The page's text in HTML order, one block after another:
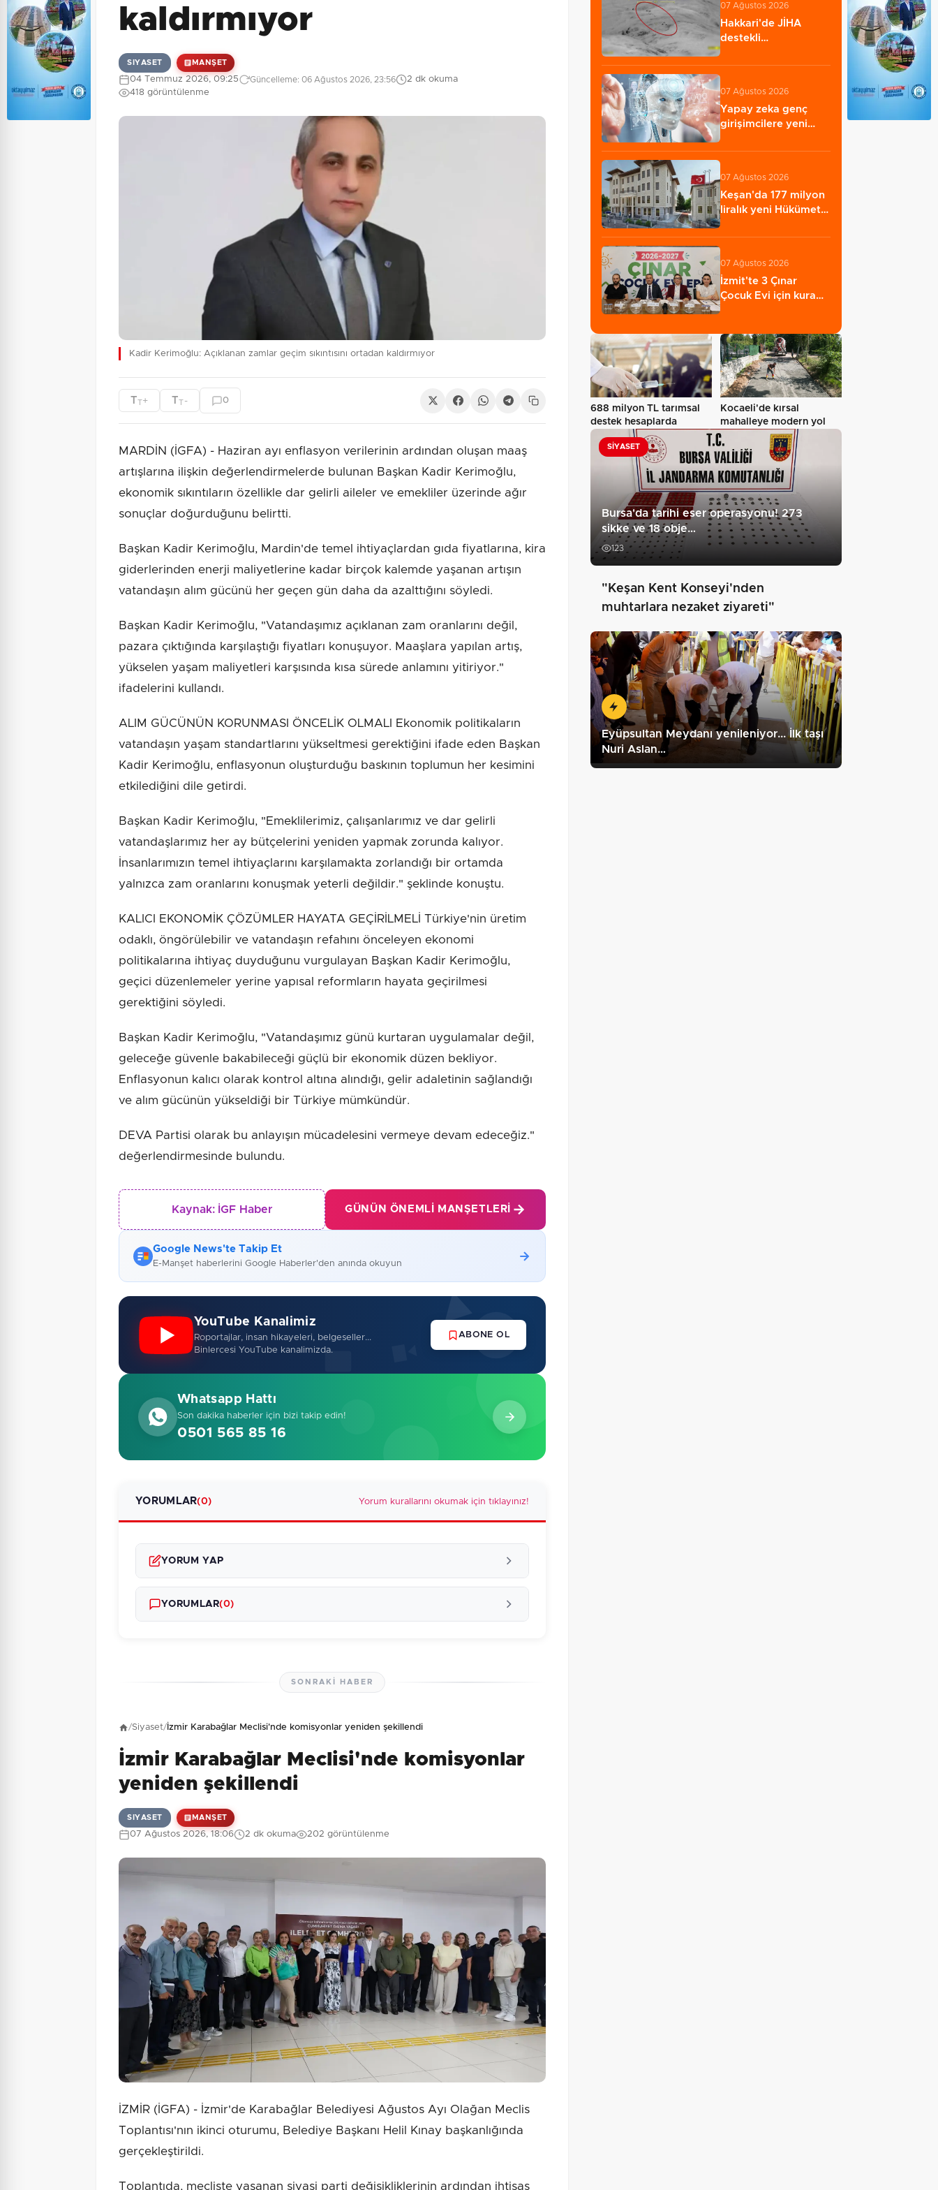
kaldırmıyor
SIYASET MANŞET
04 Temmuz 2026, 09:25 Güncelleme: 06 Ağustos 2026, 23:56
2 dk okuma
418 görüntülenme
Kadir Kerimoğlu: Açıklanan zamlar geçim sıkıntısını ortadan kaldırmıyor
TT+ TT - 0
MARDİN (İGFA) - Haziran ayı enflasyon verilerinin ardından oluşan maaş
artışlarına ilişkin değerlendirmelerde bulunan Başkan Kadir Kerimoğlu,
ekonomik sıkıntıların özellikle dar gelirli aileler ve emekliler üzerinde ağır
sonuçlar doğurduğunu belirtti.
Başkan Kadir Kerimoğlu, Mardin'de temel ihtiyaçlardan gıda fiyatlarına, kira
giderlerinden enerji maliyetlerine kadar birçok kalemde yaşanan artışın
vatandaşın alım gücünü her geçen gün daha da azalttığını söyledi.
Başkan Kadir Kerimoğlu, "Vatandaşımız açıklanan zam oranlarını değil,
pazara çıktığında karşılaştığı fiyatları konuşuyor. Maaşlara yapılan artış,
yükselen yaşam maliyetleri karşısında kısa sürede anlamını yitiriyor."
ifadelerini kullandı.
ALIM GÜCÜNÜN KORUNMASI ÖNCELİK OLMALI Ekonomik politikaların
vatandaşın yaşam standartlarını yükseltmesi gerektiğini ifade eden Başkan
Kadir Kerimoğlu, enflasyonun oluşturduğu baskının toplumun her kesimini
etkilediğini dile getirdi.
Başkan Kadir Kerimoğlu, "Emeklilerimiz, çalışanlarımız ve dar gelirli
vatandaşlarımız her ay bütçelerini yeniden yapmak zorunda kalıyor.
İnsanlarımızın temel ihtiyaçlarını karşılamakta zorlandığı bir ortamda
yalnızca zam oranlarını konuşmak yeterli değildir." şeklinde konuştu.
KALICI EKONOMİK ÇÖZÜMLER HAYATA GEÇİRİLMELİ Türkiye'nin üretim
odaklı, öngörülebilir ve vatandaşın refahını önceleyen ekonomi
politikalarına ihtiyaç duyduğunu vurgulayan Başkan Kadir Kerimoğlu,
geçici düzenlemeler yerine yapısal reformların hayata geçirilmesi
gerektiğini söyledi.
Başkan Kadir Kerimoğlu, "Vatandaşımız günü kurtaran uygulamalar değil,
geleceğe güvenle bakabileceği güçlü bir ekonomik düzen bekliyor.
Enflasyonun kalıcı olarak kontrol altına alındığı, gelir adaletinin sağlandığı
ve alım gücünün yükseldiği bir Türkiye mümkündür.
DEVA Partisi olarak bu anlayışın mücadelesini vermeye devam edeceğiz."
değerlendirmesinde bulundu.
Kaynak: İGF Haber GÜNÜN ÖNEMLI MANŞETLERI
Google News'te Takip Et
E-Manşet haberlerini Google Haberler'den anında okuyun
YouTube Kanalimiz
Roportajlar, insan hikayeleri, belgeseller...
Binlercesi YouTube kanalimizda.
ABONE OL
Whatsapp Hattı
Son dakika haberler için bizi takip edin!
0501 565 85 16
YORUMLAR(0) Yorum kurallarını okumak için tıklayınız!
YORUM YAP
Güvenlik Sorusu: 6 + 2 = ? Gönder
YORUMLAR(0)
SONRAKI HABER
/Siyaset/ İzmir Karabağlar Meclisi'nde komisyonlar yeniden şekillendi
İzmir Karabağlar Meclisi'nde komisyonlar
yeniden şekillendi
SIYASET MANŞET
07 Ağustos 2026, 18:06 2 dk okuma 202 görüntülenme
İZMİR (İGFA) - İzmir'de Karabağlar Belediyesi Ağustos Ayı Olağan Meclis
Toplantısı'nın ikinci oturumu, Belediye Başkanı Helil Kınay başkanlığında
gerçekleştirildi.
Toplantıda, mecliste yaşanan siyasi parti değişikliklerinin ardından ihtisas
07 Ağustos 2026
Hakkari'de JİHA
destekli
kilo esrar…
07 Ağustos 2026
Yapay zeka genç
girişimcilere yeni
07 Ağustos 2026
Keşan'da 177 milyon
liralık yeni Hükümet
07 Ağustos 2026
İzmit'te 3 Çınar
Çocuk Evi için kura
688 milyon TL tarımsal
destek hesaplarda
Kocaeli'de kırsal
mahalleye modern yol
SIYASET
Bursa'da tarihi eser operasyonu! 273
sikke ve 18 obje…
123
"Keşan Kent Konseyi'nden
muhtarlara nezaket ziyareti"
Eyüpsultan Meydanı yenileniyor... İlk taşı
Nuri Aslan…